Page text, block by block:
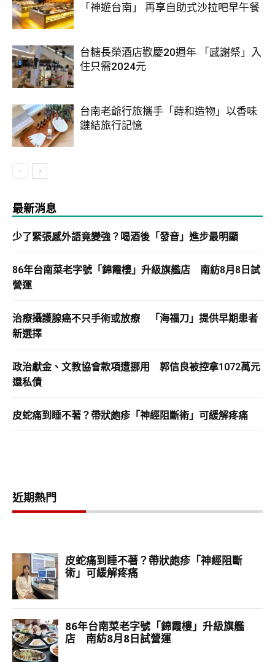
「神遊台南」 再享自助式沙拉吧早午餐
台糖長榮酒店歡慶20週年 「感謝祭」入
住只需2024元
台南老爺行旅攜手「蒔和造物」以香味
鏈結旅行記憶
最新消息
少了緊張感外語竟變強？喝酒後「發音」進步最明顯
86年台南菜老字號「錦霞樓」升級旗艦店 南紡8月8日試
營運
治療攝護腺癌不只手術或放療 「海福刀」提供早期患者
新選擇
政治獻金、文教協會款項遭挪用 郭信良被控拿1072萬元
還私債
皮蛇痛到睡不著？帶狀皰疹「神經阻斷術」可緩解疼痛
近期熱門